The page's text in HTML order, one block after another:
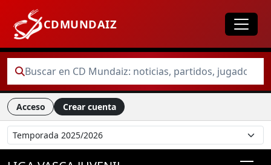
CDMUNDAIZ
Acceso Crear cuenta